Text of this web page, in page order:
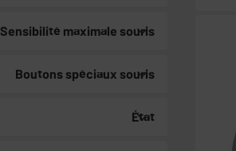
Sensibilité maximale souris
Boutons spéciaux souris
État